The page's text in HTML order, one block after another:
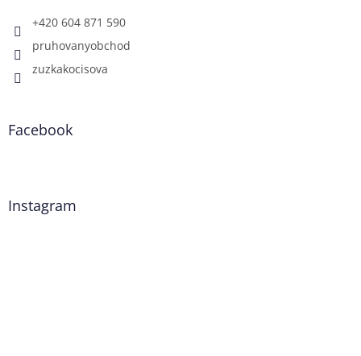
+420 604 871 590
pruhovanyobchod
zuzkakocisova
Facebook
Instagram